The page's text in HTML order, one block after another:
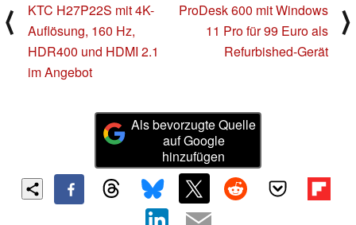
⟨
KTC H27P22S mit 4K-
Auflösung, 160 Hz,
HDR400 und HDMI 2.1
im Angebot
ProDesk 600 mit Windows
11 Pro für 99 Euro als
Refurbished-Gerät
⟩
Als bevorzugte Quelle
auf Google
hinzufügen